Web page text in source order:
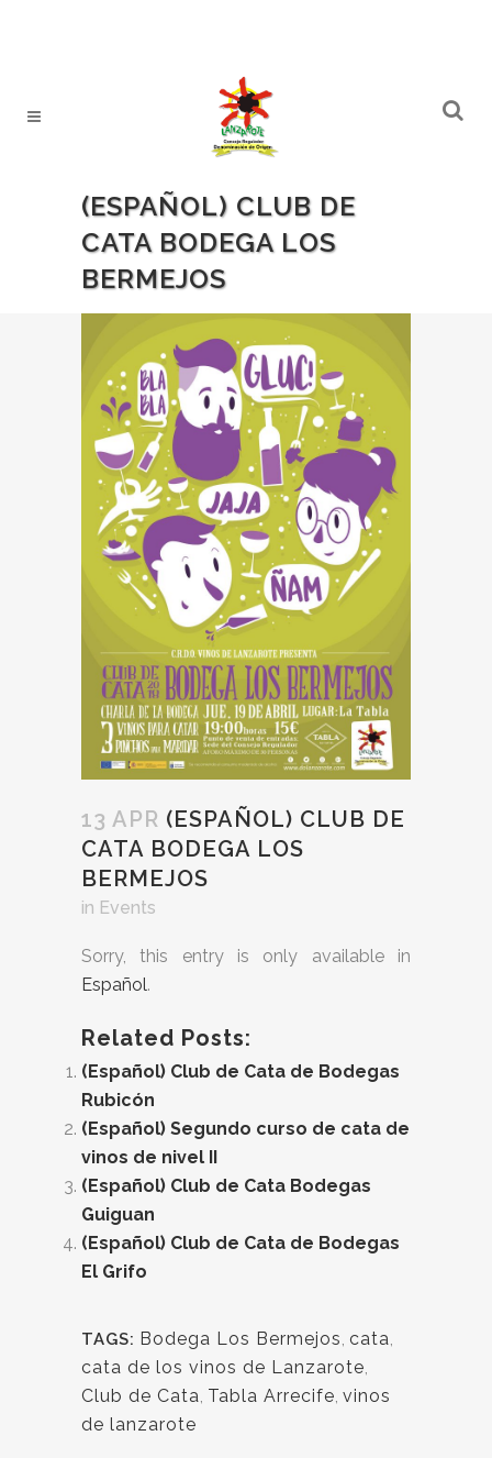
(ESPAÑOL) CLUB DE
CATA BODEGA LOS
BERMEJOS
13 APR (ESPAÑOL) CLUB DE
CATA BODEGA LOS
BERMEJOS
in Events
Sorry, this entry is only available in
Español.
Related Posts:
(Español) Club de Cata de Bodegas
Rubicón
(Español) Segundo curso de cata de
vinos de nivel II
(Español) Club de Cata Bodegas
Guiguan
(Español) Club de Cata de Bodegas
El Grifo
TAGS: Bodega Los Bermejos, cata,
cata de los vinos de Lanzarote,
Club de Cata, Tabla Arrecife, vinos
de lanzarote